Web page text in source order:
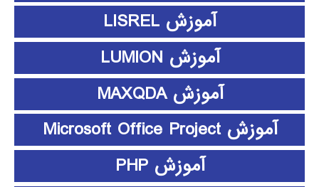
آموزش LISREL
آموزش LUMION
آموزش MAXQDA
آموزش Microsoft Office Project
آموزش PHP